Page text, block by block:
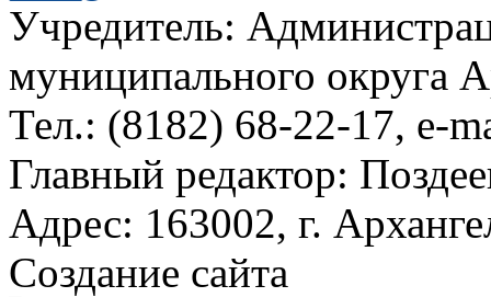
Учредитель:
муниципального округа
Тел.: (8182) 68-22-17, e-
Главный редактор:
Адрес: 163002, г.
Создание сайта